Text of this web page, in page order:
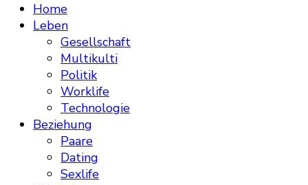
Home
Leben
Gesellschaft
Multikulti
Politik
Worklife
Technologie
Beziehung
Paare
Dating
Sexlife